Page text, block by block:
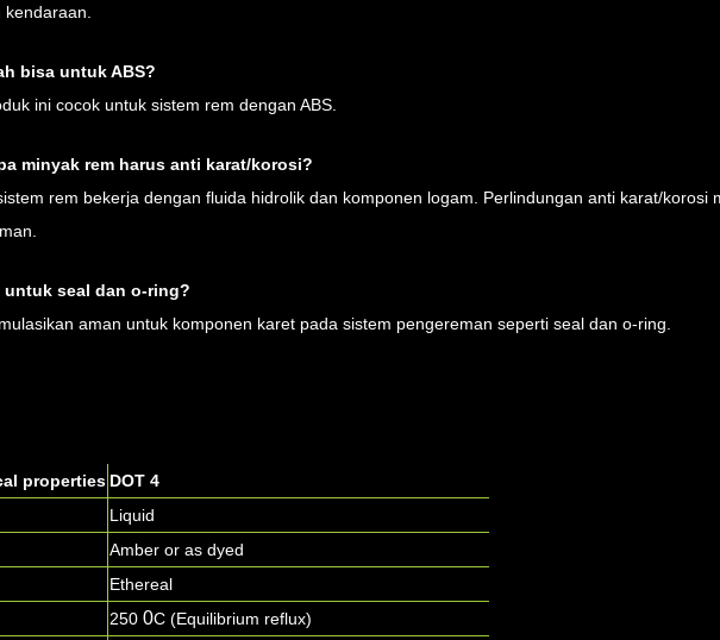
bisa untuk ABS?
ini cocok untuk sistem rem dengan ABS.
minyak rem harus anti karat/korosi?
rem bekerja dengan fluida hidrolik dan komponen logam. Perlindungan anti karat/korosi
untuk seal dan o-ring?
aman untuk komponen karet pada sistem pengereman seperti seal dan o-ring.
properties DOT 4
Liquid
Amber or as dyed
Ethereal
250 0C (Equilibrium reflux)